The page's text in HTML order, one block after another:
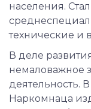
населения.
технические
В деле
немаловажное
деятельность.
Наркомнаца